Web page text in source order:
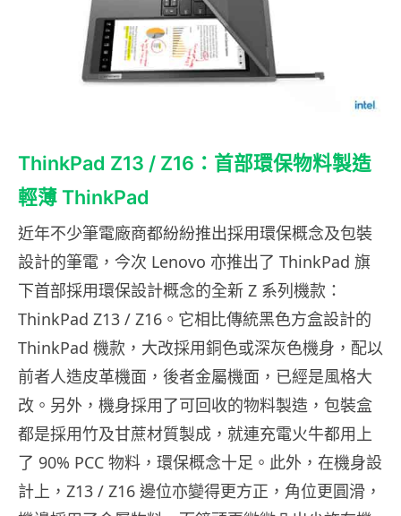
ThinkPad Z13 / Z16：首部環保物料製造
輕薄 ThinkPad
近年不少筆電廠商都紛紛推出採用環保概念及包裝
設計的筆電，今次 Lenovo 亦推出了 ThinkPad 旗
下首部採用環保設計概念的全新 Z 系列機款：
ThinkPad Z13 / Z16。它相比傳統黑色方盒設計的
ThinkPad 機款，大改採用銅色或深灰色機身，配以
前者人造皮革機面，後者金屬機面，已經是風格大
改。另外，機身採用了可回收的物料製造，包裝盒
都是採用竹及甘蔗材質製成，就連充電火牛都用上
了 90% PCC 物料，環保概念十足。此外，在機身設
計上，Z13 / Z16 邊位亦變得更方正，角位更圓滑，